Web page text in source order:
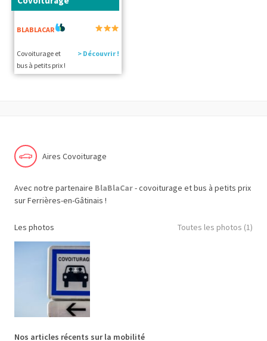
BLABLACAR
Covoiturage et
bus à petits prix !
> Découvrir !
Aires Covoiturage
Avec notre partenaire BlaBlaCar- covoiturage et bus à petits prix
sur Ferrières-en-Gâtinais !
Les photos Toutes les photos (1)
Nos articles récents sur la mobilité